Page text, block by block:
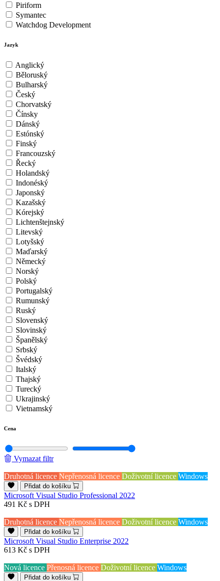
Piriform
Symantec
Watchdog Development
Jazyk
Anglický
Běloruský
Bulharský
Český
Chorvatský
Čínsky
Dánský
Estónský
Finský
Francouzský
Řecký
Holandský
Indonéský
Japonský
Kazašský
Kórejský
Lichtenštejnský
Litevský
Lotyšský
Maďarský
Německý
Norský
Polský
Portugalský
Rumunský
Ruský
Slovenský
Slovinský
Španělský
Srbský
Švédský
Italský
Thajský
Turecký
Ukrajinský
Vietnamský
Cena
Vymazat filtr
Druhotná licence Nepřenosná licence Doživotní licence Windows
Přidat do košíku
Microsoft Visual Studio Professional 2022
491 Kč s DPH
Druhotná licence Nepřenosná licence Doživotní licence Windows
Přidat do košíku
Microsoft Visual Studio Enterprise 2022
613 Kč s DPH
Nová licence Přenosná licence Doživotní licence Windows
Přidat do košíku